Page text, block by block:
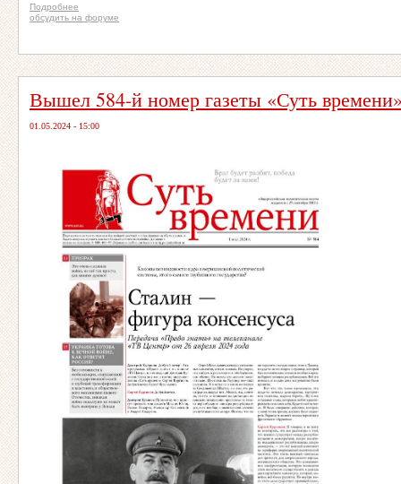
Подробнее
обсудить на форуме
Вышел 584-й номер газеты «Суть
01.05.2024 - 15:00